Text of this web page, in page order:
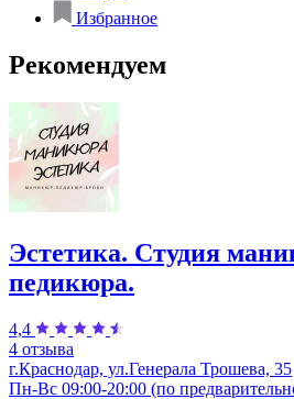
Избранное
Рекомендуем
Эстетика. Студия
педикюра.
4,4
4 отзыва
г.Краснодар, ул.Генерала Трошева, 35
Пн-Вс 09:00-20:00 (по